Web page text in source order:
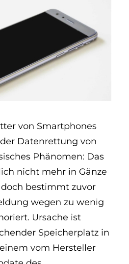
von Smartphones
Datenrettung von
Phänomen: Das
nicht mehr in Gänze
bestimmt zuvor
wegen zu wenig
Ursache ist
Speicherplatz in
vom Hersteller